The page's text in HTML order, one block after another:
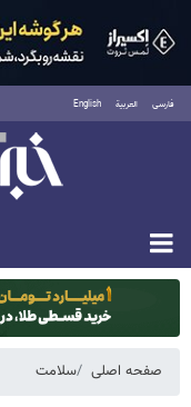
فارسی العربية English
یکشنبه ۱۸ مرداد ۱۴۰۵
صفحه اصلی سلامت